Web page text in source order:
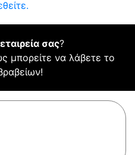
σας?
μπορείτε να λάβετε το